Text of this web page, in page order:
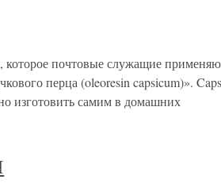
почтовые служащие
перца (oleoresin capsicum)».
изготовить самим в домашних